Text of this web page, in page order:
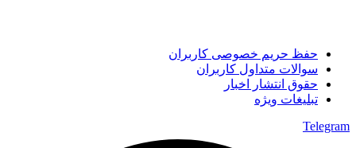
حفظ حریم خصوصی کاربران
سوالات متداول کاربران
حقوق انتشار اخبار
تبلیغات ویژه
Telegram